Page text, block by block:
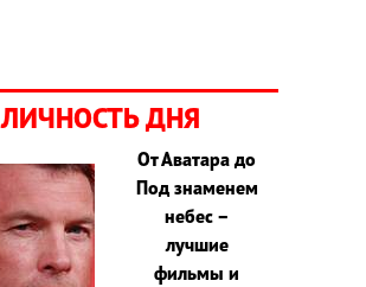
ЛИЧНОСТЬ ДНЯ
От Аватара до
Под знаменем
небес –
лучшие
фильмы и